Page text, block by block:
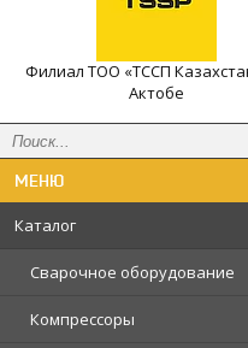
Филиал ТОО «ТССП
Актобе
Каталог
Сварочное оборудование
Компрессоры